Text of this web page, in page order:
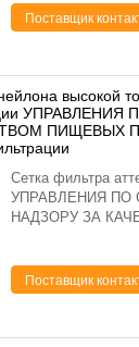
описанием: Отсчет
Белый, же...
Поставщик
высокой
ПИЩЕВЫХ
Сетка фильтра
УПРАВЛЕНИЯ ПО
НАДЗОРУ ЗА
желтым описан...
Поставщик